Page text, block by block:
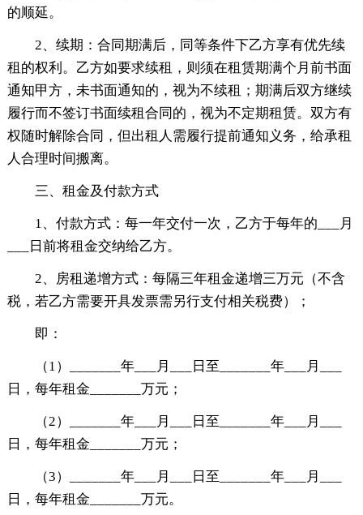
的顺延。
2、续期：合同期满后，同等条件下乙方享有优先续
租的权利。乙方如要求续租，则须在租赁期满个月前书面
通知甲方，未书面通知的，视为不续租；期满后双方继续
履行而不签订书面续租合同的，视为不定期租赁。双方有
权随时解除合同，但出租人需履行提前通知义务，给承租
人合理时间搬离。
三、租金及付款方式
1、付款方式：每一年交付一次，乙方于每年的___月
___日前将租金交纳给乙方。
2、房租递增方式：每隔三年租金递增三万元（不含
税，若乙方需要开具发票需另行支付相关税费）；
即：
（1）_______年___月___日至_______年___月___
日，每年租金_______万元；
（2）_______年___月___日至_______年___月___
日，每年租金_______万元；
（3）_______年___月___日至_______年___月___
日，每年租金_______万元。